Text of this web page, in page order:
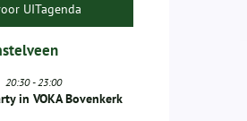
UITagenda
20:30-23:00
in VOKA Bovenkerk